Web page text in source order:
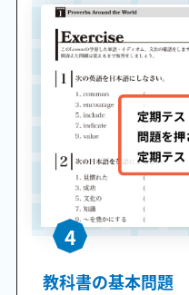
4
教科書の基本問題